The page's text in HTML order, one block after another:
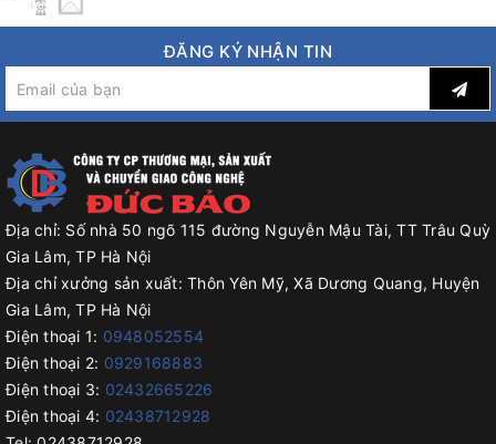
ĐĂNG KÝ NHẬN TIN
Địa chỉ: Số nhà 50 ngõ 115 đường Nguyễn Mậu Tài, TT Trâu Quỳ
Gia Lâm, TP Hà Nội
Địa chỉ xưởng sản xuất: Thôn Yên Mỹ, Xã Dương Quang, Huyện
Gia Lâm, TP Hà Nội
Điện thoại 1: 0948052554
Điện thoại 2: 0929168883
Điện thoại 3: 02432665226
Điện thoại 4: 02438712928